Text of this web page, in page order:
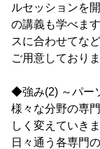
ルセッションを
の講義も学べま
スに合わせてな
ご用意しておりま
◆強み(2) ～パー
様々な分野の専
しく変えていき
日々通う各専門